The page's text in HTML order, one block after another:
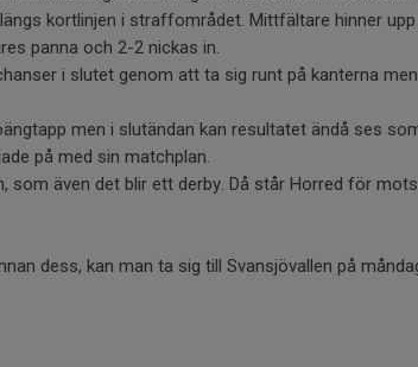
kortlinjen i straffområdet. Mittfältare hinner
panna och 2-2 nickas in.
i slutet genom att ta sig runt på kanterna
men i slutändan kan resultatet ändå ses
på med sin matchplan.
som även det blir ett derby. Då står Horred för
dess, kan man ta sig till Svansjövallen på